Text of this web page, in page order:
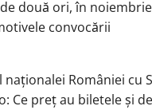
de două ori, în
convocării
naționalei României cu
Ce preț au biletele și